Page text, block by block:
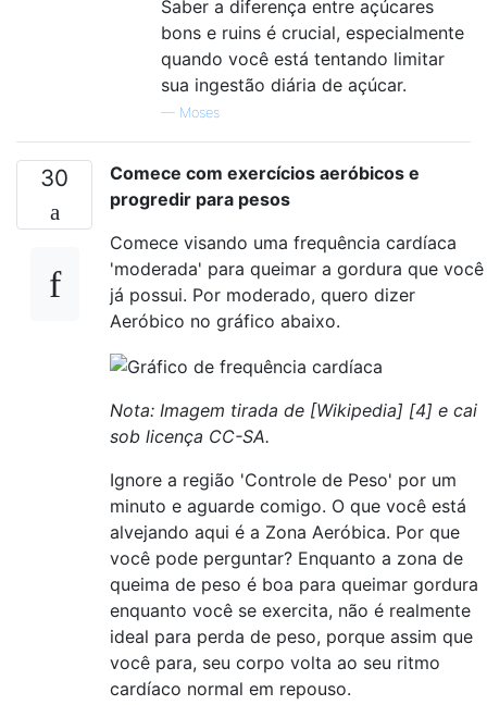
Saber a diferença entre açúcares
bons e ruins é crucial, especialmente
quando você está tentando limitar
sua ingestão diária de açúcar.
— Moses
30
Comece com exercícios aeróbicos e
progredir para pesos
Comece visando uma frequência cardíaca
'moderada' para queimar a gordura que você
já possui. Por moderado, quero dizer
Aeróbico no gráfico abaixo.
Nota: Imagem tirada de [Wikipedia] [4] e cai
sob licença CC-SA.
Ignore a região 'Controle de Peso' por um
minuto e aguarde comigo. O que você está
alvejando aqui é a Zona Aeróbica. Por que
você pode perguntar? Enquanto a zona de
queima de peso é boa para queimar gordura
enquanto você se exercita, não é realmente
ideal para perda de peso, porque assim que
você para, seu corpo volta ao seu ritmo
cardíaco normal em repouso.